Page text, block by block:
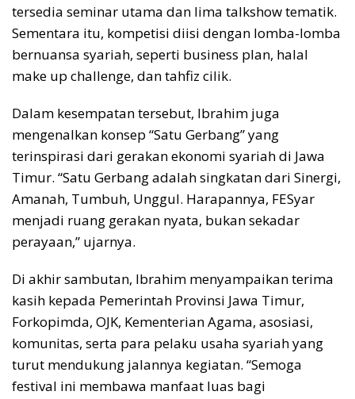
tersedia seminar utama dan lima talkshow tematik.
Sementara itu, kompetisi diisi dengan lomba-lomba
bernuansa syariah, seperti business plan, halal
make up challenge, dan tahfiz cilik.
Dalam kesempatan tersebut, Ibrahim juga
mengenalkan konsep “Satu Gerbang” yang
terinspirasi dari gerakan ekonomi syariah di Jawa
Timur. “Satu Gerbang adalah singkatan dari Sinergi,
Amanah, Tumbuh, Unggul. Harapannya, FESyar
menjadi ruang gerakan nyata, bukan sekadar
perayaan,” ujarnya.
Di akhir sambutan, Ibrahim menyampaikan terima
kasih kepada Pemerintah Provinsi Jawa Timur,
Forkopimda, OJK, Kementerian Agama, asosiasi,
komunitas, serta para pelaku usaha syariah yang
turut mendukung jalannya kegiatan. “Semoga
festival ini membawa manfaat luas bagi